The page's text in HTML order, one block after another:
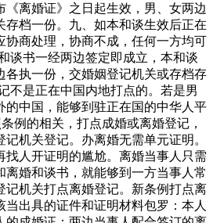
《离婚证》之日起生效，男、女两边
存档一份。九、如本和谈生效后正在
协商处理，协商不成，任何一方均可
谈书一经两边签定即成立，本和谈
各执一份，交婚姻登记机关或存档存
不是正在中国内地打点的。若是男
的中国，能够到驻正在国的中华人平
例的相关，打点成婚或离婚登记，
机关登记。办离婚无需单元证明。
找人开证明的尴尬。离婚当事人只需
离婚和谈书，就能够到一方当事人常
记机关打点离婚登记。新条例打点离
出具的证件和证明材料包罗：本人